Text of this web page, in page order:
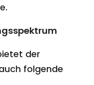
der
folgende